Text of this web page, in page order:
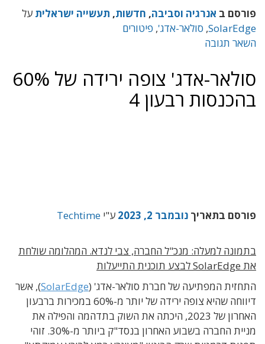
פורסם ב אנרגיה וסביבה, חדשות, תעשייה ישראלית על
SolarEdge
, סולאר-אדג', פיטורים
השאר תגובה
סולאר-אדג' צופה ירידה של 60%
בהכנסות רבעון 4
פורסם בתאריך נובמבר 2, 2023 ע"י Techtime
בתמונה למעלה: מנכ"ל החברה, צבי לנדא. המהלומה שולחת
את SolarEdge לבצע תוכנית התייעלות
התחזית המפתיעה של חברת סולאר-אדג' (SolarEdge), אשר
דיווחה שהיא צופה ירידה של יותר מ-60% במכירות ברבעון
האחרון של 2023, היכתה את השוק בתדהמה והפילה את
מניית החברה בשבוע האחרון בנסד"ק ביותר מ-30%. זוהי